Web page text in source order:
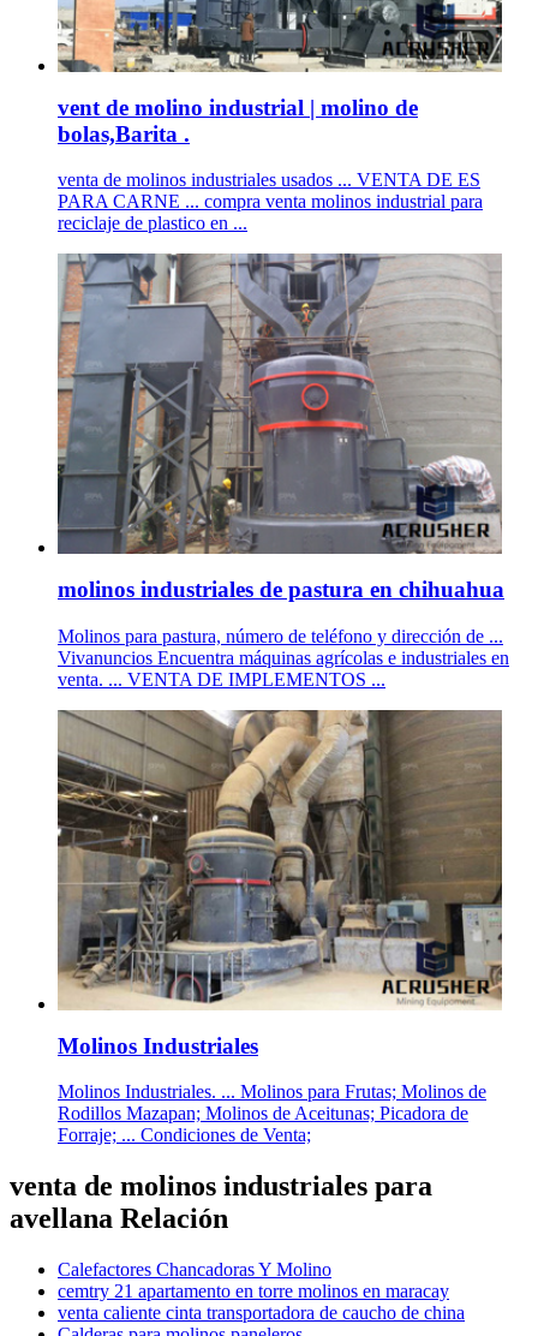
vent de molino industrial | molino de
bolas,Barita .
venta de molinos industriales usados ... VENTA DE ES
PARA CARNE ... compra venta molinos industrial para
reciclaje de plastico en ...
molinos industriales de pastura en chihuahua
Molinos para pastura, número de teléfono y dirección de ...
Vivanuncios Encuentra máquinas agrícolas e industriales en
venta. ... VENTA DE IMPLEMENTOS ...
Molinos Industriales
Molinos Industriales. ... Molinos para Frutas; Molinos de
Rodillos Mazapan; Molinos de Aceitunas; Picadora de
Forraje; ... Condiciones de Venta;
venta de molinos industriales para
avellana Relación
Calefactores Chancadoras Y Molino
cemtry 21 apartamento en torre molinos en maracay
venta caliente cinta transportadora de caucho de china